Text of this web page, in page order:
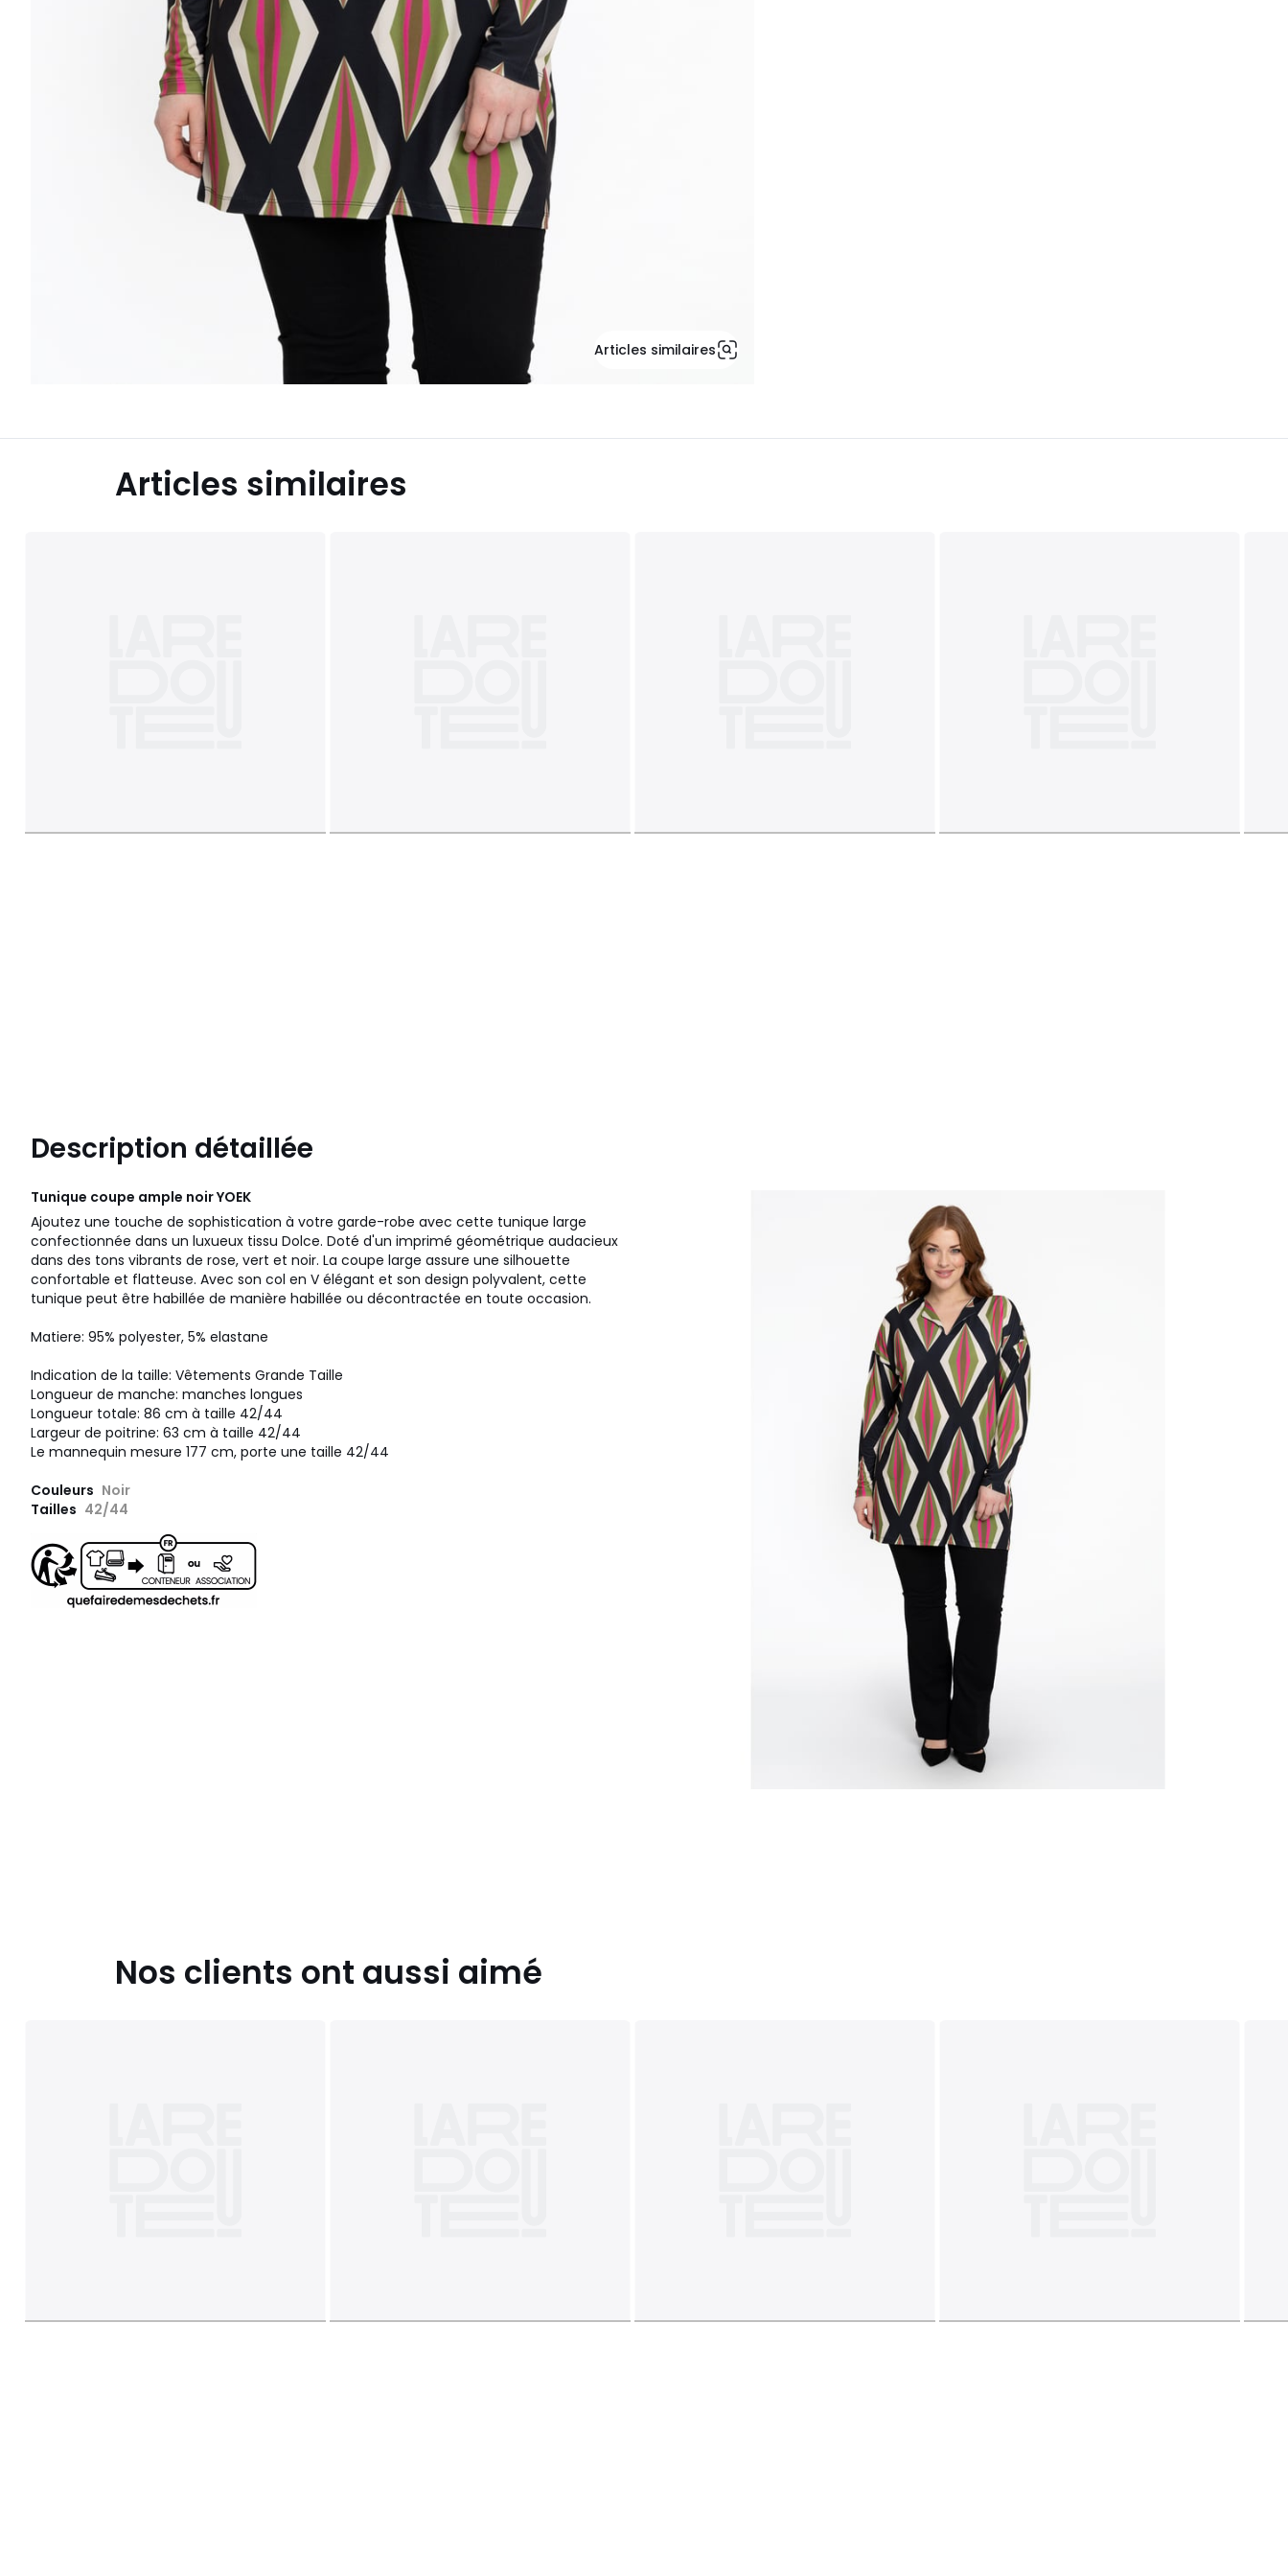
Articles similaires
Articles similaires
Description détaillée
Tunique coupe ample noirYOEK
Ajoutez une touche de sophistication à votre garde-robe avec cette tunique large
confectionnée dans un luxueux tissu Dolce. Doté d'un imprimé géométrique audacieux
dans des tons vibrants de rose, vert et noir. La coupe large assure une silhouette
confortable et flatteuse. Avec son col en V élégant et son design polyvalent, cette
tunique peut être habillée de manière habillée ou décontractée en toute occasion.
Matiere: 95% polyester, 5% elastane
Indication de la taille: Vêtements Grande Taille
Longueur de manche: manches longues
Longueur totale: 86 cm à taille 42/44
Largeur de poitrine: 63 cm à taille 42/44
Le mannequin mesure 177 cm, porte une taille 42/44
Couleurs Noir
Tailles 42/44
Nos clients ont aussi aimé